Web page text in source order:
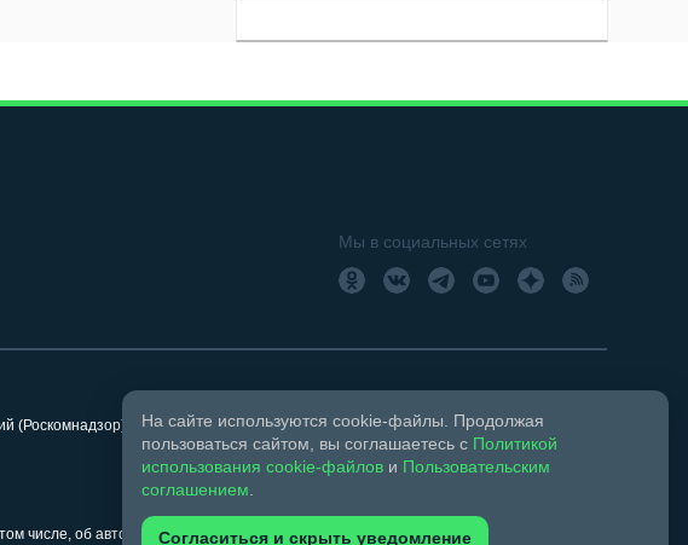
Мы в социальных сетях
(Роскомнадзор). Свидетельство о регистрации СМИ ЭЛ № ФС 77 –
числе, об авторском праве и смежных правах.
18+
На сайте используются cookie-файлы. Продолжая
пользоваться сайтом, вы соглашаетесь с Политикой
использования cookie-файлов и Пользовательским
соглашением
Согласиться и скрыть уведомление